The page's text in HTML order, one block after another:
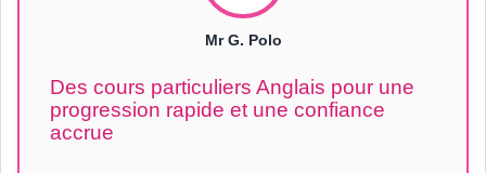
Mr G. Polo
Des cours particuliers Anglais pour une
progression rapide et une confiance
accrue